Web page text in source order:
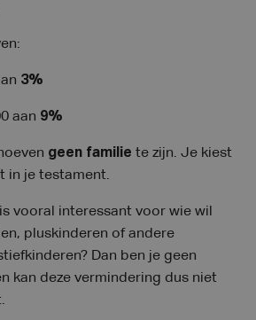
3%
aan 9%
geen familie te zijn. Je kiest
in je testament.
vooral interessant voor wie wil
pluskinderen of andere
Dan ben je geen
kan deze vermindering dus niet